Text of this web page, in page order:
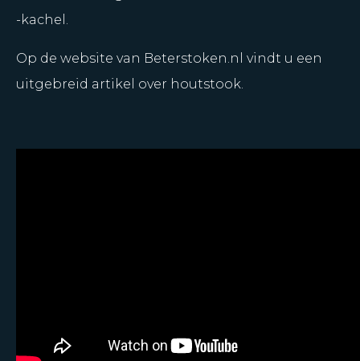
-kachel.
Op de website van Beterstoken.nl vindt u een
uitgebreid artikel over houtstook.